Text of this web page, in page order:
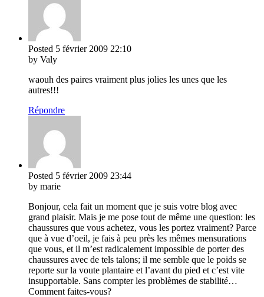
Posted 5 février 2009 22:10
by Valy
waouh des paires vraiment plus jolies les unes que les
autres!!!
Répondre
Posted 5 février 2009 23:44
by marie
Bonjour, cela fait un moment que je suis votre blog avec
grand plaisir. Mais je me pose tout de même une question: les
chaussures que vous achetez, vous les portez vraiment? Parce
que à vue d’oeil, je fais à peu près les mêmes mensurations
que vous, et il m’est radicalement impossible de porter des
chaussures avec de tels talons; il me semble que le poids se
reporte sur la voute plantaire et l’avant du pied et c’est vite
insupportable. Sans compter les problèmes de stabilité…
Comment faites-vous?